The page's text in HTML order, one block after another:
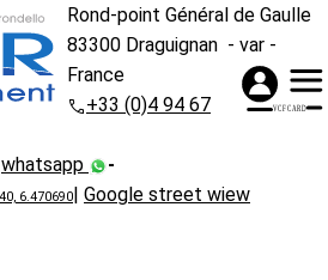
Rond-point Général de Gaulle
83300 Draguignan - var -
France
+33 (0)4 94 67
whatsapp -
6.470690| Google street wiew